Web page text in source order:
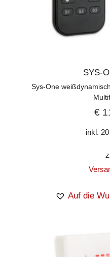
SYS-
Sys-One
€
inkl.
Auf die